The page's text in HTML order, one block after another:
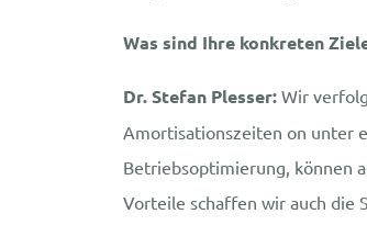
Was sind Ihre konkreten
Dr. Stefan Plesser: Wir
Amortisationszeiten on unter
Betriebsoptimierung, können
Vorteile schaffen wir auch die